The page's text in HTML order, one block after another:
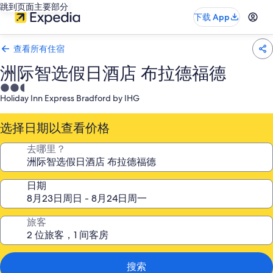
跳到页面主要部分
下载 App
查看所有住宿
洲际智选假日酒店 布拉德福德
2.5
星
住
宿
Holiday Inn Express Bradford by IHG
选择日期以查看价格
去哪里？
日期
旅客
搜索